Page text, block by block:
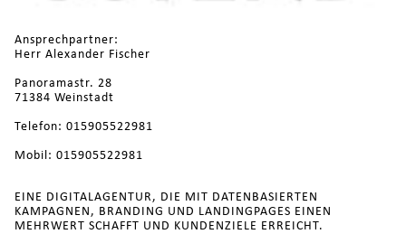
Ansprechpartner:
Herr Alexander Fischer
Panoramastr. 28
71384 Weinstadt
Telefon: 015905522981
Mobil: 015905522981
EINE DIGITALAGENTUR, DIE MIT DATENBASIERTEN
KAMPAGNEN, BRANDING UND LANDINGPAGES EINEN
MEHRWERT SCHAFFT UND KUNDENZIELE ERREICHT.